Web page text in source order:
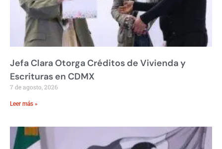
Jefa Clara Otorga Créditos de Vivienda y
Escrituras en CDMX
7 de agosto, 2026
Leer más »